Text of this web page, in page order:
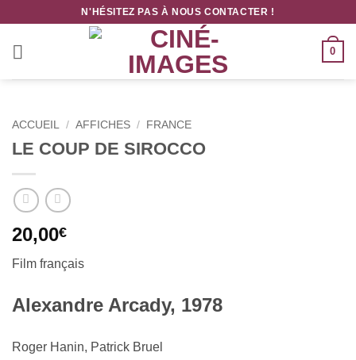
contenu
N'HÉSITEZ PAS À NOUS CONTACTER !
0
ACCUEIL / AFFICHES / FRANCE
LE COUP DE SIROCCO
20,00€
Film français
Alexandre Arcady, 1978
Roger Hanin, Patrick Bruel